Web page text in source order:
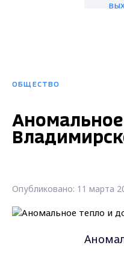
ОБЩЕСТВО
Опубликовано: 11 марта